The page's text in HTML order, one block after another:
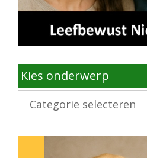
Kies onderwerp
Kies
onderwerp